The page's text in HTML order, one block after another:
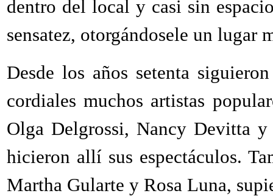
dentro del local y casi sin
sensatez, otorgándosele un
Desde los años setenta
cordiales muchos artistas
Olga Delgrossi, Nancy Devitta
hicieron allí sus espectáculos.
Martha Gularte y Rosa Luna,